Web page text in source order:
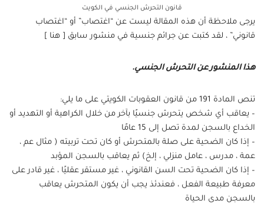
قانون التحرش الجنسي في الكويت
يرجى ملاحظة أن هذه المقالة ليست عن “اغتصاب” أو “اغتصاب
قانوني” ، لقد كتبت عن جرائم جنسية في منشور سابق [ هنا ]
هذا المنشور عن التحرش الجنسي.
تنص المادة 191 من قانون العقوبات الكويتي على ما يلي:
– يعاقب أي شخص يتحرش جنسيًا بآخر من خلال الكراهية أو التهديد أو
الخداع بالسجن لمدة تصل إلى 15 عامًا
– إذا كان الضحية على صلة بالمتحرش أو كان تحت تربيته ( مثال عم ،
عمة ، مدرس ، عامل منزلي ، إلخ) ثم يعاقب بالسجن المؤبد
– إذا كان الضحية تحت السن القانوني ، غير مستقر عقليًا ، غير قادر على
معرفة طبيعة الفعل ، فعندئذ يجب أن يكون المتحرش يعاقب
بالسجن مدى الحياة